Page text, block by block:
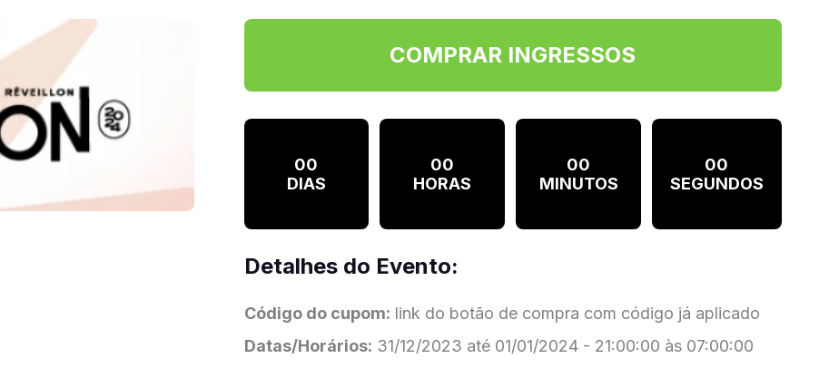
COMPRAR INGRESSOS
00
DIAS
00
HORAS
00
MINUTOS
00
SEGUNDOS
Detalhes do Evento:
Código do cupom: link do botão de compra com código já aplicado
Datas/Horários: 31/12/2023 até 01/01/2024 - 21:00:00 às 07:00:00